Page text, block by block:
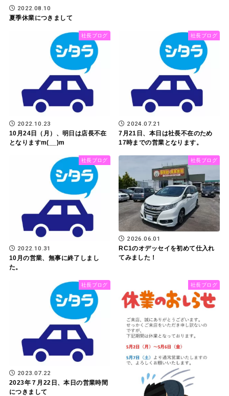
2022.08.10
夏季休業につきまして
社長ブログ
2022.10.23
10月24日（月）、明日は店長不在
となりますm(__)m
社長ブログ
2024.07.21
7月21日、本日は社長不在のため
17時までの営業となります。
社長ブログ
2022.10.31
10月の営業、無事に終了しまし
た。
社長ブログ
2026.06.01
RC1のオデッセイを初めて仕入れ
てみました！
社長ブログ
2023.07.22
2023年７月22日、本日の営業時間
につきまして
社長ブログ